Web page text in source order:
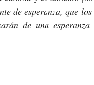
de esperanza, que
de una